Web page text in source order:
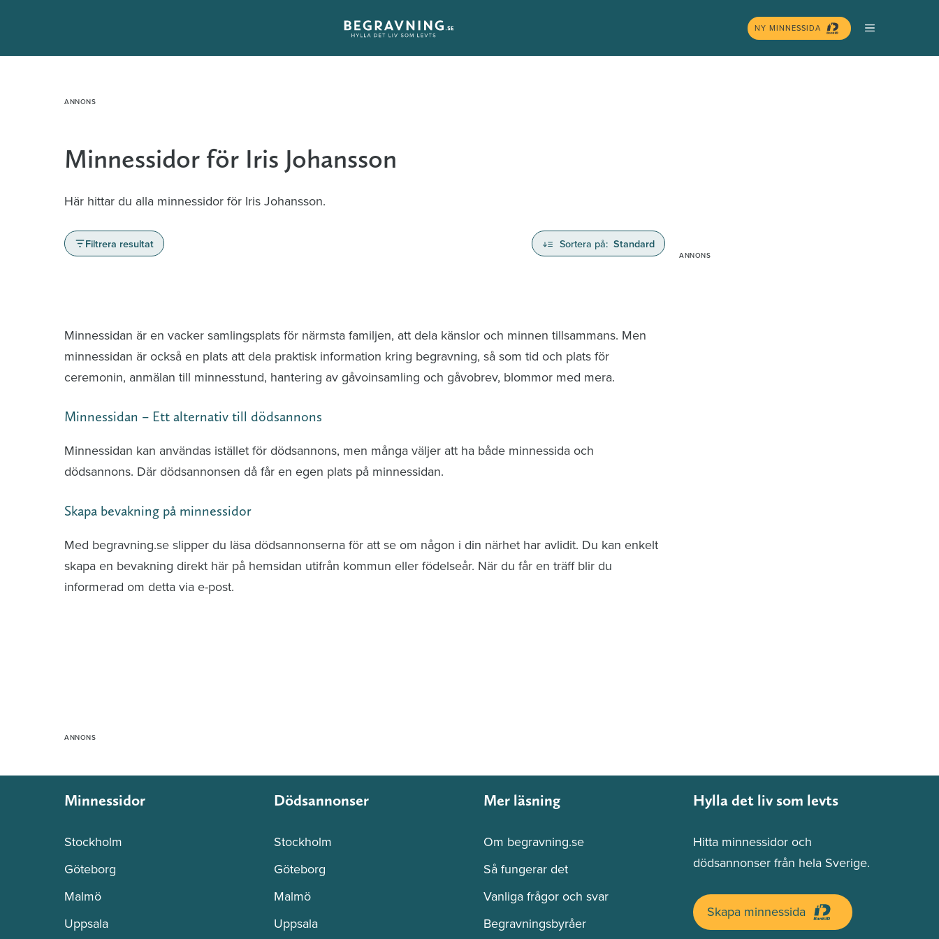
innehåll
NY MINNESSIDA MENY
Minnessidor för Iris Johansson
Här hittar du alla minnessidor för Iris Johansson.
Filtrera resultat Sortera på: Standard
Minnessidan är en vacker samlingsplats för närmsta familjen, att dela känslor och minnen tillsammans. Men
minnessidan är också en plats att dela praktisk information kring begravning, så som tid och plats för
ceremonin, anmälan till minnesstund, hantering av gåvoinsamling och gåvobrev, blommor med mera.
Minnessidan – Ett alternativ till dödsannons
Minnessidan kan användas istället för dödsannons, men många väljer att ha både minnessida och
dödsannons. Där dödsannonsen då får en egen plats på minnessidan.
Skapa bevakning på minnessidor
Med begravning.se slipper du läsa dödsannonserna för att se om någon i din närhet har avlidit. Du kan enkelt
skapa en bevakning direkt här på hemsidan utifrån kommun eller födelseår. När du får en träff blir du
informerad om detta via e-post.
Minnessidor
Stockholm
Göteborg
Malmö
Uppsala
Dödsannonser
Stockholm
Göteborg
Malmö
Uppsala
Mer läsning
Om begravning.se
Så fungerar det
Vanliga frågor och svar
Begravningsbyråer
Hylla det liv som levts
Hitta minnessidor och
dödsannonser från hela Sverige.
Skapa minnessida